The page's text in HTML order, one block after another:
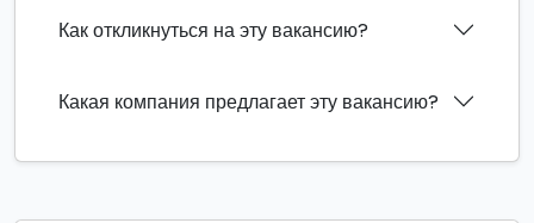
Как откликнуться на эту вакансию?
Какая компания предлагает эту вакансию?